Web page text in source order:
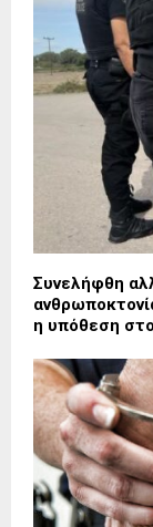
Συνελήφθη
η υπόθεση